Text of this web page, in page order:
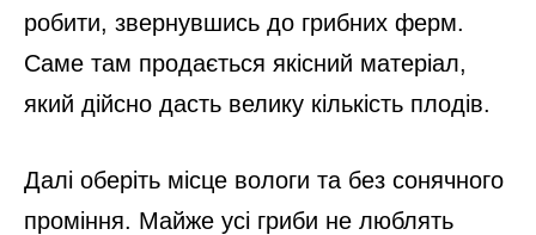
робити, звернувшись до грибних ферм.
Саме там продається якісний матеріал,
який дійсно дасть велику кількість плодів.
Далі оберіть місце вологи та без сонячного
проміння. Майже усі гриби не люблять